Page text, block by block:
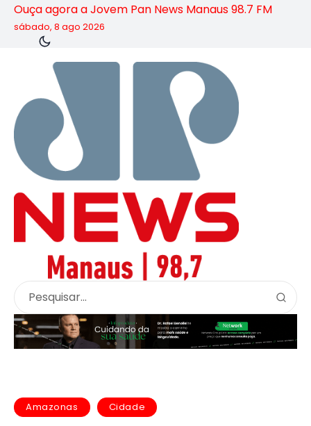
Ouça agora a Jovem Pan News Manaus 98.7 FM
sábado, 8 ago 2026
Amazonas Cidade